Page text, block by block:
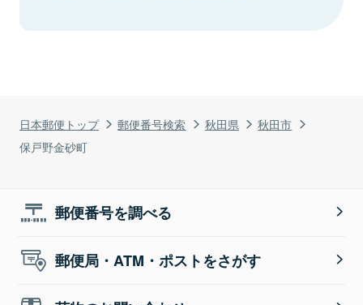
日本郵便トップ 郵便番号検索 秋田県
秋田市
保戸野金砂町
郵便番号を調べる
郵便局・ATM・ポストをさがす